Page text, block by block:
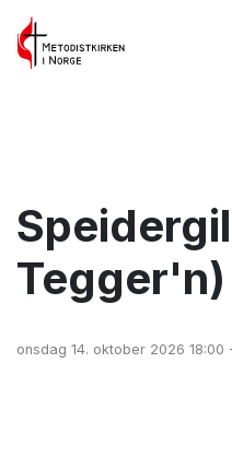
Tegger'n)
onsdag 14. oktober 2026 18:00